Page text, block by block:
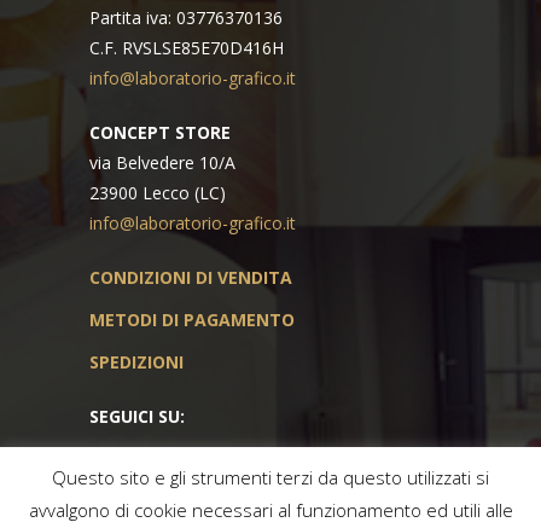
Partita iva: 03776370136
C.F. RVSLSE85E70D416H
info@laboratorio-grafico.it
CONCEPT STORE
via Belvedere 10/A
23900 Lecco (LC)
info@laboratorio-grafico.it
CONDIZIONI DI VENDITA
METODI DI PAGAMENTO
SPEDIZIONI
SEGUICI SU:
Questo sito e gli strumenti terzi da questo utilizzati si
avvalgono di cookie necessari al funzionamento ed utili alle